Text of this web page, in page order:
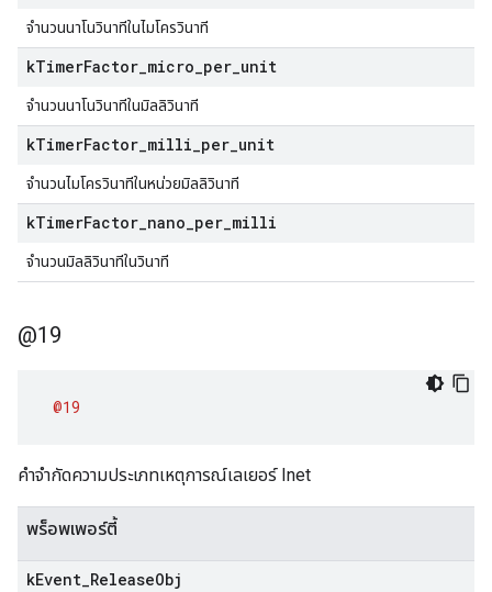
จำนวนนาโนวินาทีในไมโครวินาที
kTimerFactor micro per unit
จำนวนนาโนวินาทีในมิลลิวินาที
kTimerFactor milli per unit
จำนวนไมโครวินาทีในหน่วยมิลลิวินาที
kTimerFactor nano per milli
จำนวนมิลลิวินาทีในวินาที
@19
@19
คําจํากัดความประเภทเหตุการณ์เลเยอร์ Inet
พร็อพเพอร์ตี้
kEvent ReleaseObj